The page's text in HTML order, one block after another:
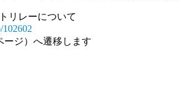
リレーについて
102602
ジ）へ遷移します